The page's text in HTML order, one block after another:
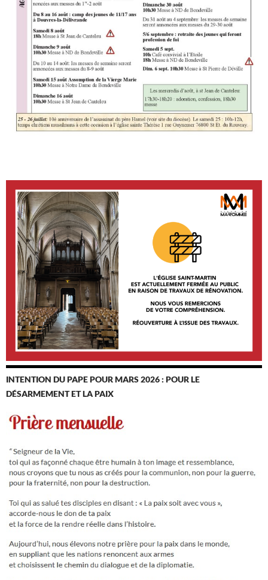
INTENTION DU PAPE POUR MARS 2026 : POUR LE
DÉSARMEMENT ET LA PAIX